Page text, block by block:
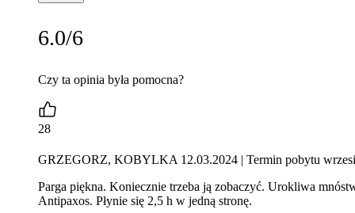
6.0/6
Czy ta opinia była pomocna?
28
GRZEGORZ, KOBYLKA 12.03.2024 | Termin pobytu
Parga piękna. Koniecznie trzeba ją zobaczyć. Urokliwa
Antipaxos. Płynie się 2,5 h w jedną stronę.